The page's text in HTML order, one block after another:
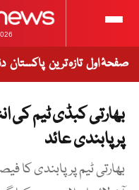
صفحۂ اول تازہ ترین پاکستان
بھارتی کبڈی ٹیم کی
پر پابندی عائد
بھارتی ٹیم پر پابندی